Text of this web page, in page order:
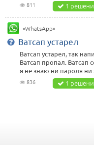
811 1
«WhatsApp»
Ватсап устарел
Ватсап устарел, так
Ватсап пропал. Ватсап
я не знаю ни пароля ни
836 1